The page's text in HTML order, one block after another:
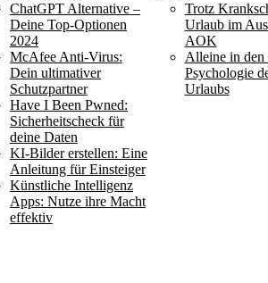
ChatGPT Alternative –
Deine Top-Optionen
2024
McAfee Anti-Virus:
Dein ultimativer
Schutzpartner
Have I Been Pwned:
Sicherheitscheck für
deine Daten
KI-Bilder erstellen: Eine
Anleitung für Einsteiger
Künstliche Intelligenz
Apps: Nutze ihre Macht
effektiv
Trotz
Urlaub im
AOK
Alleine in den
Psychologie
Urlaubs